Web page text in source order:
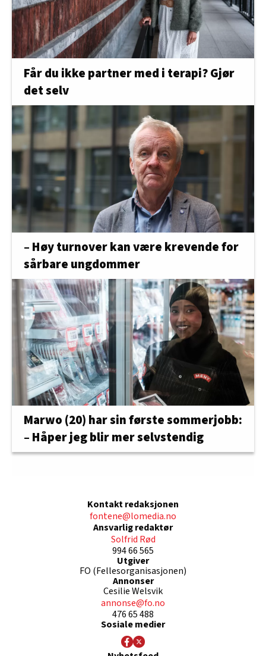
Får du ikke partner med i terapi? Gjør
det selv
– Høy turnover kan være krevende for
sårbare ungdommer
Marwo (20) har sin første sommerjobb:
– Håper jeg blir mer selvstendig
Kontakt redaksjonen
fontene@lomedia.no
Ansvarlig redaktør
Solfrid Rød
994 66 565
Utgiver
FO (Fellesorganisasjonen)
Annonser
Cesilie Welsvik
annonse@fo.no
476 65 488
Sosiale medier